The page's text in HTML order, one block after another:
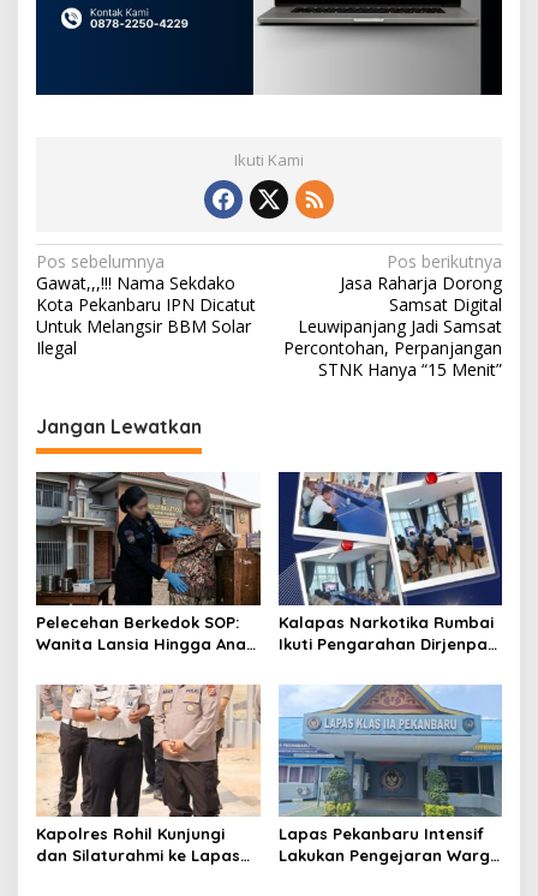
Ikuti Kami
N
a
v
i
a
s
i
p
o
s
Pos sebelumnya
Gawat,,,!!! Nama Sekdako
Kota Pekanbaru IPN Dicatut
Untuk Melangsir BBM Solar
Ilegal
Pos berikutnya
Jasa Raharja Dorong
Samsat Digital
Leuwipanjang Jadi Samsat
Percontohan, Perpanjangan
STNK Hanya “15 Menit”
Jangan Lewatkan
Pelecehan Berkedok SOP:
Wanita Lansia Hingga Anak
Andrianto Desak Segera
Copot Kalapas!
Kalapas Narkotika Rumbai
Ikuti Pengarahan Dirjenpas,
dan Persiapan Remisi 17
Agustus
Kapolres Rohil Kunjungi
dan Silaturahmi ke Lapas
Lapas Pekanbaru Intensif
Lakukan Pengejaran Warga